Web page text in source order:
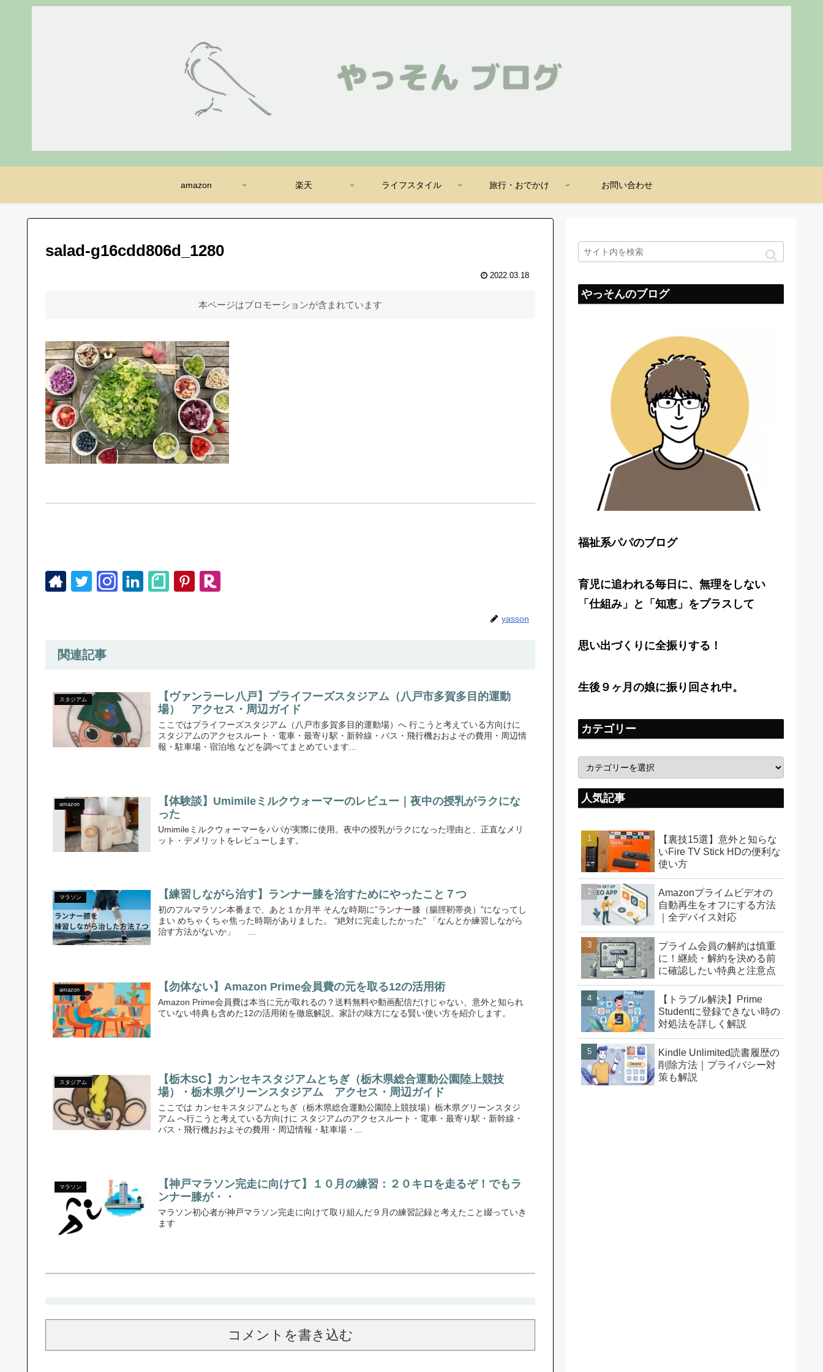
amazon 楽天 ライフスタイル 旅行・おでかけ お問い合わせ
salad-g16cdd806d_1280
2022.03.18
本ページはプロモーションが含まれています
yasson
関連記事
スタジアム
【ヴァンラーレ八戸】プライフーズスタジアム（八戸市多賀多目的運動
場） アクセス・周辺ガイド
ここではプライフーズスタジアム（八戸市多賀多目的運動場）へ 行こうと考えている方向けに
スタジアムのアクセスルート・電車・最寄り駅・新幹線・バス・飛行機おおよその費用・周辺情
報・駐車場・宿泊地 などを調べてまとめています...
amazon
【体験談】Umimileミルクウォーマーのレビュー｜夜中の授乳がラクにな
った
Umimileミルクウォーマーをパパが実際に使用。夜中の授乳がラクになった理由と、正直なメリ
ット・デメリットをレビューします。
マラソン 【練習しながら治す】ランナー膝を治すためにやったこと７つ
初のフルマラソン本番まで、あと１か月半 そんな時期に”ランナー膝（腸脛靭帯炎）”になってし
まい めちゃくちゃ焦った時期がありました。 "絶対に完走したかった" 「なんとか練習しながら
治す方法がないか」 ...
amazon 【勿体ない】Amazon Prime会員費の元を取る12の活用術
Amazon Prime会員費は本当に元が取れるの？送料無料や動画配信だけじゃない、意外と知られ
ていない特典も含めた12の活用術を徹底解説。家計の味方になる賢い使い方を紹介します。
スタジアム
【栃木SC】カンセキスタジアムとちぎ（栃木県総合運動公園陸上競技
場）・栃木県グリーンスタジアム アクセス・周辺ガイド
ここでは カンセキスタジアムとちぎ（栃木県総合運動公園陸上競技場）栃木県グリーンスタジ
アム へ行こうと考えている方向けに スタジアムのアクセスルート・電車・最寄り駅・新幹線・
バス・飛行機おおよその費用・周辺情報・駐車場・...
マラソン
【神戸マラソン完走に向けて】１０月の練習：２０キロを走るぞ！でもラ
ンナー膝が・・
マラソン初心者が神戸マラソン完走に向けて取り組んだ９月の練習記録と考えたこと綴っていき
ます
コメントを書き込む
やっそんのブログ
福祉系パパのブログ
育児に追われる毎日に、無理をしない
「仕組み」と「知恵」をプラスして
思い出づくりに全振りする！
生後９ヶ月の娘に振り回され中。
カテゴリー
人気記事
【裏技15選】意外と知らな
いFire TV Stick HDの便利な
使い方
Amazonプライムビデオの
自動再生をオフにする方法
｜全デバイス対応
プライム会員の解約は慎重
に！継続・解約を決める前
に確認したい特典と注意点
【トラブル解決】Prime
Studentに登録できない時の
対処法を詳しく解説
Kindle Unlimited読書履歴の
削除方法｜プライバシー対
策も解説